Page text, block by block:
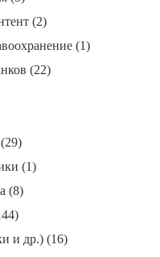
(2)
(1)
(22)
(1)
(8)
и др.) (16)